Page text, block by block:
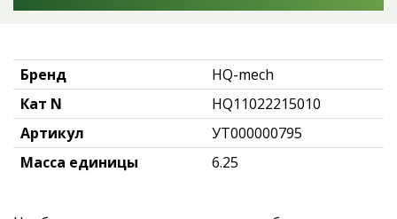
Бренд
HQ-mech
Кат N
HQ11022215010
Артикул
УТ000000795
Масса единицы
6.25